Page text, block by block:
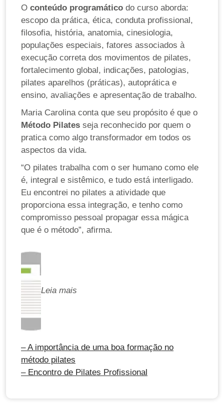
O conteúdo programático do curso aborda:
escopo da prática, ética, conduta profissional,
filosofia, história, anatomia, cinesiologia,
populações especiais, fatores associados à
execução correta dos movimentos de pilates,
fortalecimento global, indicações, patologias,
pilates aparelhos (práticas), autoprática e
ensino, avaliações e apresentação de trabalho.
Maria Carolina conta que seu propósito é que o
Método Pilates seja reconhecido por quem o
pratica como algo transformador em todos os
aspectos da vida.
“O pilates trabalha com o ser humano como ele
é, integral e sistêmico, e tudo está interligado.
Eu encontrei no pilates a atividade que
proporciona essa integração, e tenho como
compromisso pessoal propagar essa mágica
que é o método”, afirma.
Leia mais
– A importância de uma boa formação no
método pilates
– Encontro de Pilates Profissional